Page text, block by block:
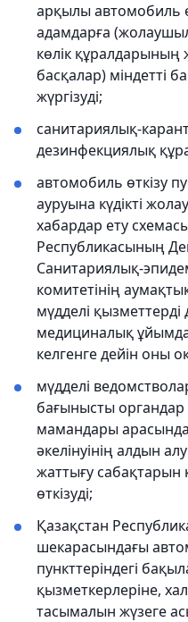
арқылы автомобиль
адамдарға
көлік құралдарының
басқалар) міндетті
жүргізуді;
санитариялық-
дезинфекциялық
автомобиль өткізу
ауруына күдікті
хабардар ету
Республикасының
Санитариялық-
комитетінің
мүдделі
медициналық
келгенге дейін оны
мүдделі
бағынысты
мамандары
әкелінуінің алдын
жаттығу
өткізуді;
Қазақстан
шекарасындағы
пункттеріндегі
қызметкерлеріне,
тасымалын жүзеге